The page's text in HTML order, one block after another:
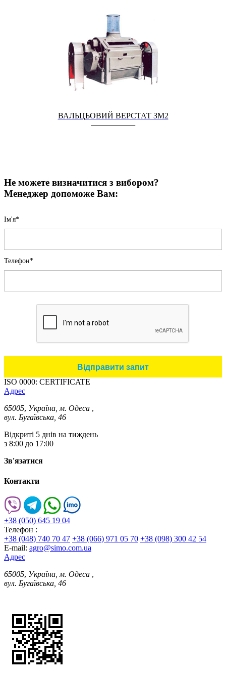
ВАЛЬЦЬОВИЙ ВЕРСТАТ ЗМ2
Не можете визначитися з вибором?
Менеджер допоможе Вам:
Iм'я*
Телефон*
ISO 0000: CERTIFICATE
Адрес
65005, Україна, м. Одеса ,
вул. Бугаївська, 46
Відкриті 5 днів на тиждень
з 8:00 до 17:00
Зв'язатися
Контакти
+38 (050) 645 19 04
Телефон :
+38 (048) 740 70 47 +38 (066) 971 05 70 +38 (098) 300 42 54
E-mail: agro@simo.com.ua
Адрес
65005, Україна, м. Одеса ,
вул. Бугаївська, 46